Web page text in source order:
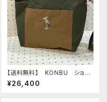
【送料無料】 KONBU ショル
ダーバッグ ハシビロコウ カ
ーキ （ポケット：ベージュ）
¥26,400